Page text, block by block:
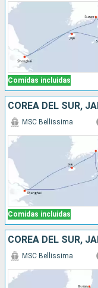
Comidas incluidas
COREA DEL SUR,
Comidas incluidas
MSC Bellissima
COREA DEL SUR,
MSC Bellissima